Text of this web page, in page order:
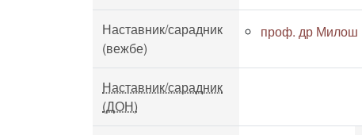
Наставник/сарадник
(вежбе)
проф. др Милош
Наставник/сарадник
(ДОН)